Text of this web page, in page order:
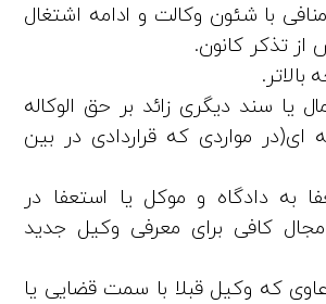
با شئون وکالت و ادامه اشتغال
تذکر کانون.
یا سند دیگری زائد بر حق‌ الوکاله
ای(در مواردی که قراردادی در بین
به دادگاه و موکل یا استعفا در
کافی برای معرفی وکیل جدید
که وکیل قبلا با سمت قضایی یا